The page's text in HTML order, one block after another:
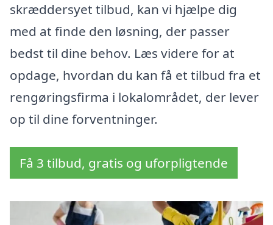
skræddersyet tilbud, kan vi hjælpe dig
med at finde den løsning, der passer
bedst til dine behov. Læs videre for at
opdage, hvordan du kan få et tilbud fra et
rengøringsfirma i lokalområdet, der lever
op til dine forventninger.
Få 3 tilbud, gratis og uforpligtende